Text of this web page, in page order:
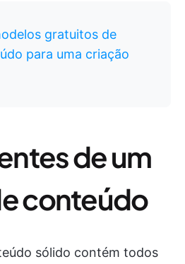
gratuitos de
para uma criação
de um
conteúdo
sólido contém todos